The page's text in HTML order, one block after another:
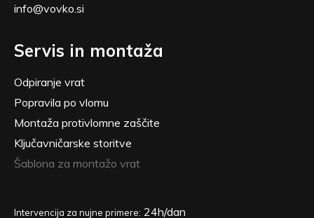
info@vovko.si
Servis in montaža
Odpiranje vrat
Popravila po vlomu
Montaža protivlomne zaščite
Ključavničarske storitve
Šablona za montažo vrat
Intervencija za nujne primere: 24h/dan